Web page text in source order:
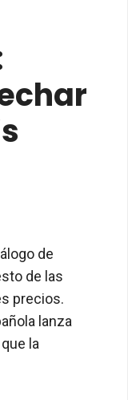
de
de las
precios.
lanza
la